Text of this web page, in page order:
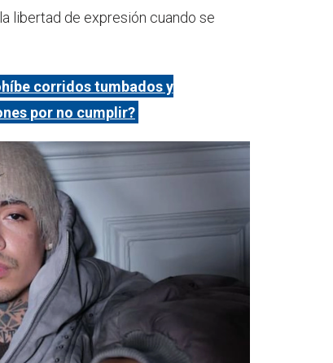
libertad de expresión cuando se
corridos tumbados y
por no cumplir?